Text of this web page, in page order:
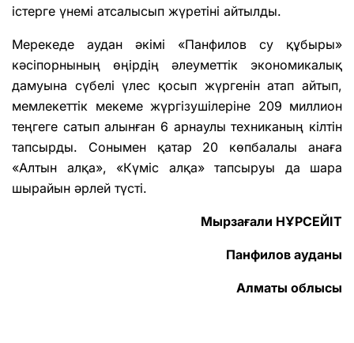
істерге үнемі атсалысып жүретіні айтылды.
Мерекеде аудан әкімі «Панфилов су құбыры»
кәсіпорнының өңірдің әлеуметтік экономикалық
дамуына сүбелі үлес қосып жүргенін атап айтып,
мемлекеттік мекеме жүргізушілеріне 209 миллион
теңгеге сатып алынған 6 арнаулы техниканың кілтін
тапсырды. Сонымен қатар 20 көпбалалы анаға
«Алтын алқа», «Күміс алқа» тапсыруы да шара
шырайын әрлей түсті.
Мырзағали НҰРСЕЙІТ
Панфилов ауданы
Алматы облысы